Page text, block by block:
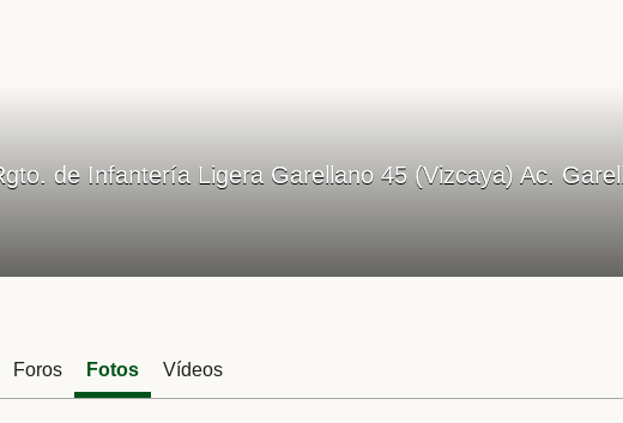
de Infantería Ligera Garellano 45 (Vizcaya) Ac.
Foros Fotos Vídeos